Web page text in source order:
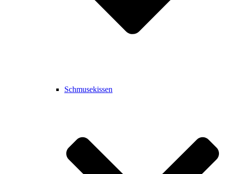
Schmusekissen